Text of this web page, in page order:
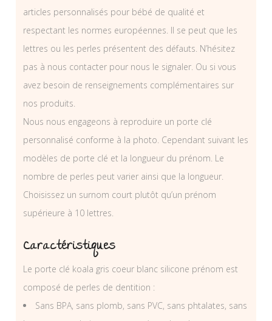
articles personnalisés pour bébé de qualité et
respectant les normes européennes. Il se peut que les
lettres ou les perles présentent des défauts. N’hésitez
pas à nous contacter pour nous le signaler. Ou si vous
avez besoin de renseignements complémentaires sur
nos produits.
Nous nous engageons à reproduire un porte clé
personnalisé conforme à la photo. Cependant suivant les
modèles de porte clé et la longueur du prénom. Le
nombre de perles peut varier ainsi que la longueur.
Choisissez un surnom court plutôt qu’un prénom
supérieure à 10 lettres.
Caractéristiques
Le porte clé koala gris coeur blanc silicone prénom est
composé de perles de dentition :
Sans BPA, sans plomb, sans PVC, sans phtalates, sans